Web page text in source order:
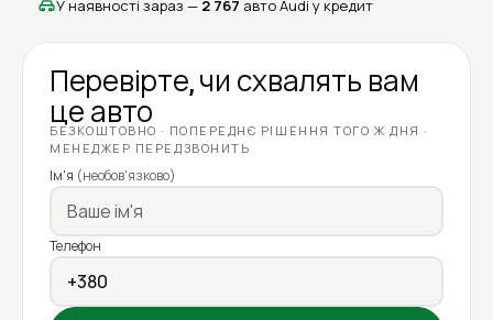
У наявності зараз — 2 767 авто Audi у кредит
Перевірте, чи схвалять вам
це авто
БЕЗКОШТОВНО · ПОПЕРЕДНЄ РІШЕННЯ ТОГО Ж ДНЯ ·
МЕНЕДЖЕР ПЕРЕДЗВОНИТЬ
Ім'я (необов'язково)
Телефон